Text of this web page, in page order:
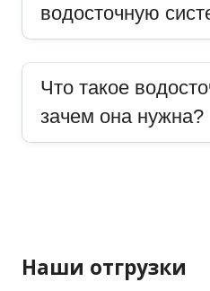
водосточную
Что такое
зачем она нужна?
Наши отгрузки